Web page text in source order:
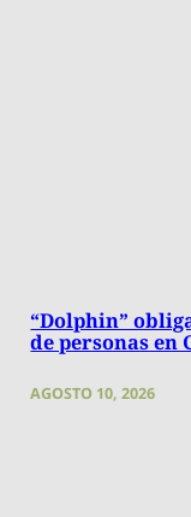
“Dolphin”
de personas en
AGOSTO 10, 2026